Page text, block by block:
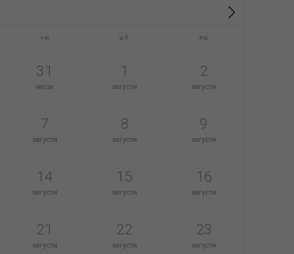
ҷм шб яш
31
июли
1
августи
2
августи
7
августи
8
августи
9
августи
14
августи
15
августи
16
августи
21
августи
22
августи
23
августи